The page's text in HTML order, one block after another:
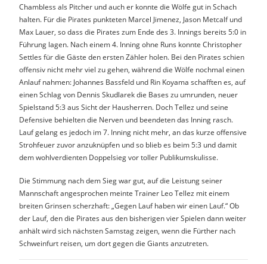
Chambless als Pitcher und auch er konnte die Wölfe gut in Schach
halten. Für die Pirates punkteten Marcel Jimenez, Jason Metcalf und
Max Lauer, so dass die Pirates zum Ende des 3. Innings bereits 5:0 in
Führung lagen. Nach einem 4. Inning ohne Runs konnte Christopher
Settles für die Gäste den ersten Zähler holen. Bei den Pirates schien
offensiv nicht mehr viel zu gehen, während die Wölfe nochmal einen
Anlauf nahmen: Johannes Bassfeld und Rin Koyama schafften es, auf
einen Schlag von Dennis Skudlarek die Bases zu umrunden, neuer
Spielstand 5:3 aus Sicht der Hausherren. Doch Tellez und seine
Defensive behielten die Nerven und beendeten das Inning rasch.
Lauf gelang es jedoch im 7. Inning nicht mehr, an das kurze offensive
Strohfeuer zuvor anzuknüpfen und so blieb es beim 5:3 und damit
dem wohlverdienten Doppelsieg vor toller Publikumskulisse.
Die Stimmung nach dem Sieg war gut, auf die Leistung seiner
Mannschaft angesprochen meinte Trainer Leo Tellez mit einem
breiten Grinsen scherzhaft: „Gegen Lauf haben wir einen Lauf.“ Ob
der Lauf, den die Pirates aus den bisherigen vier Spielen dann weiter
anhält wird sich nächsten Samstag zeigen, wenn die Fürther nach
Schweinfurt reisen, um dort gegen die Giants anzutreten.